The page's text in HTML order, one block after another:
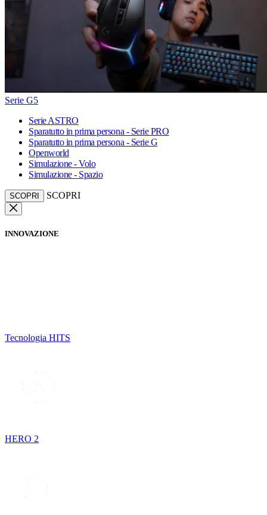
Serie G5
Serie ASTRO
Sparatutto in prima persona - Serie PRO
Sparatutto in prima persona - Serie G
Openworld
Simulazione - Volo
Simulazione - Spazio
SCOPRI SCOPRI
INNOVAZIONE
Tecnologia HITS
HERO 2